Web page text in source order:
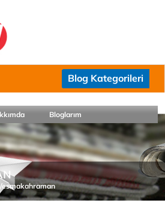
Blog Kategorileri
Bloglarım